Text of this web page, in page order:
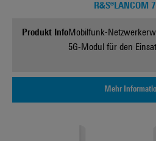
R&S®LANCOM
Produkt InfoMobilfunk-
5G-Modul für den
Mehr